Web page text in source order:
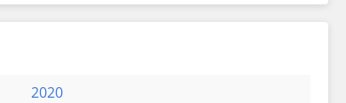
2020